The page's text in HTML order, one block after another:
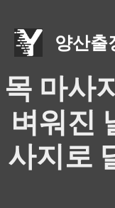
content
양산출
목 마사
벼워진
사지로